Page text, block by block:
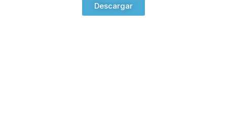
Descargar